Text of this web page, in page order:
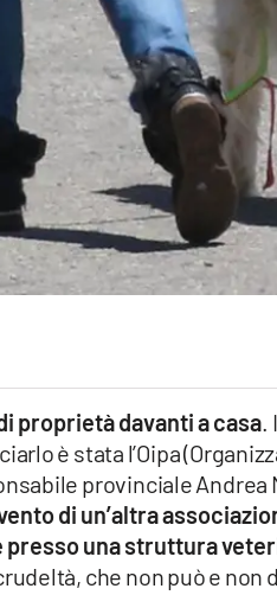
proprietà davanti a casa.
è stata l’Oipa
provinciale Andrea
di un’altra
una struttura
che non può e non